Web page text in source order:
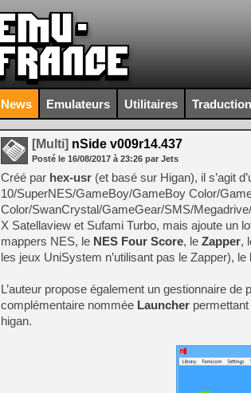
News Emulateurs Utilitaires
[Multi] nSide v009r14.437
Posté le 16/08/2017 à 23:26 par Jets
Créé par hex-usr (et basé sur Higan), il s’agit
10/SuperNES/GameBoy/GameBoy Color/
Color/SwanCrystal/GameGear/SMS/
X Satellaview et Sufami Turbo, mais ajoute un
mappers NES, le NES Four Score, le Zapper,
les jeux UniSystem n’utilisant pas le Zapper), le
L’auteur propose également un gestionnaire de
complémentaire nommée Launcher
higan.